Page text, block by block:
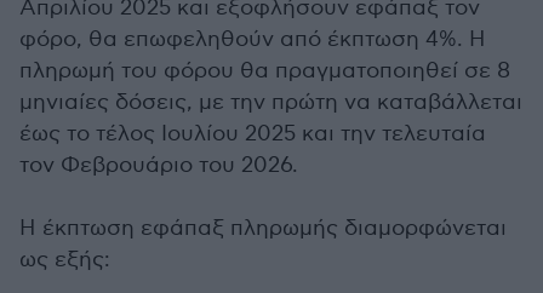
Απριλίου 2025 και εξοφλήσουν εφάπαξ τον
φόρο, θα επωφεληθούν από έκπτωση 4%. Η
πληρωμή του φόρου θα πραγματοποιηθεί σε 8
μηνιαίες δόσεις, με την πρώτη να καταβάλλεται
έως το τέλος Ιουλίου 2025 και την τελευταία
τον Φεβρουάριο του 2026.
Η έκπτωση εφάπαξ πληρωμής διαμορφώνεται
ως εξής: